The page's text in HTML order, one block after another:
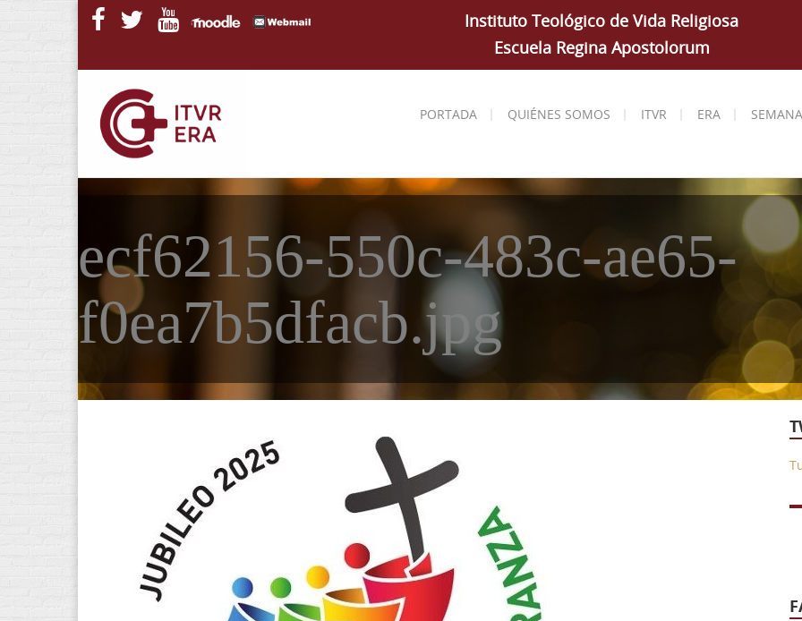
Pasar al contenido principal
Instituto Teológico de Vida Religiosa
Escuela Regina Apostolorum
PORTADA QUIÉNES SOMOS ITVR ERA
ecf62156-550c-483c-ae65-
f0ea7b5dfacb.jpg